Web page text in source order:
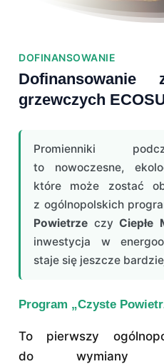
DOFINANSOWANIE
Dofinansowanie
grzewczych
Promienniki
to nowoczesne,
które może zostać
z ogólnopolskich
Powietrze czyCiepłe
inwestycja w
staje się jeszcze
Program „Czyste
To pierwszy
do wymiany